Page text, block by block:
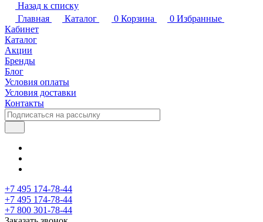
Назад к списку
Главная
Каталог 0 Корзина 0 Избранные
Кабинет
Каталог
Акции
Бренды
Блог
Условия оплаты
Условия доставки
Контакты
+7 495 174-78-44
+7 495 174-78-44
+7 800 301-78-44